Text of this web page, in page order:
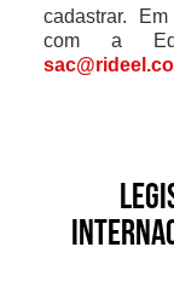
cadastrar.
com a